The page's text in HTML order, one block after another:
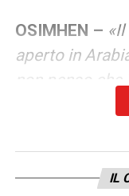
OSIMHEN –
aperto in
non penso
questa
scorsa
l’assoluta
IL